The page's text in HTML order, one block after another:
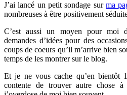
J’ai lancé un petit sondage sur ma
nombreuses à être positivement
C’est aussi un moyen pour moi
demandes d’idées pour des
coups de coeurs qu’il m’arrive bien
temps de les montrer sur le blog.
Et je ne vous cache qu’en bientôt
contente de trouver autre chose